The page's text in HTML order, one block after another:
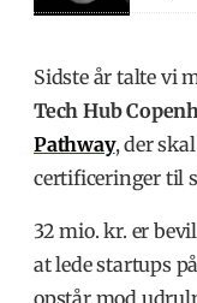
Sidste år talte vi
Tech Hub
Pathway, der
certificeringer til
32 mio. kr. er
at lede startups
opstår mod